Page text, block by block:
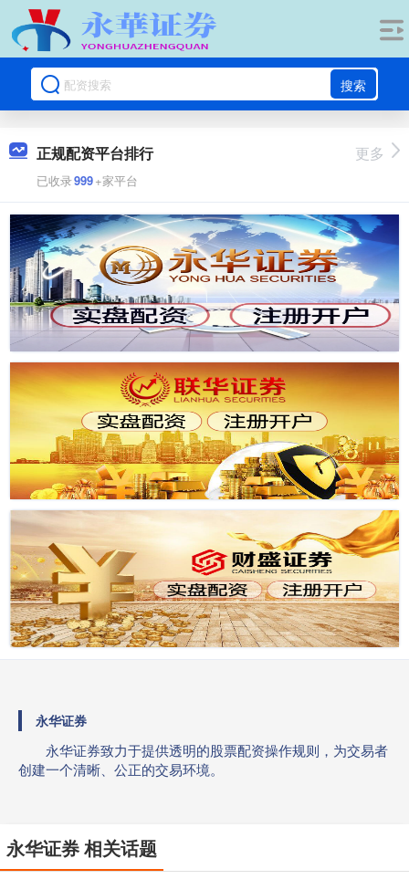
搜索
正规配资平台排行
已收录999+家平台
更多
永华证券
永华证券致力于提供透明的股票配资操作规则，为交易者
创建一个清晰、公正的交易环境。
永华证券 相关话题